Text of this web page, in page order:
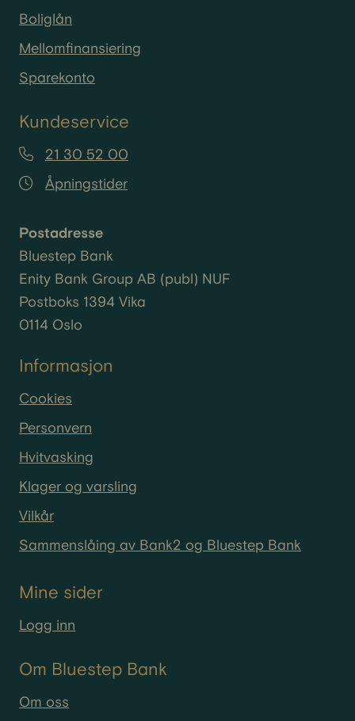
Boliglån
Mellomfinansiering
Sparekonto
Kundeservice
21 30 52 00
Åpningstider
Postadresse
Bluestep Bank
Enity Bank Group AB (publ) NUF
Postboks 1394 Vika
0114 Oslo
Informasjon
Cookies
Personvern
Hvitvasking
Klager og varsling
Vilkår
Sammenslåing av Bank2 og Bluestep Bank
Mine sider
Logg inn
Om Bluestep Bank
Om oss